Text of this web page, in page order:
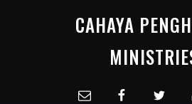
CAHAYA
Email facebook